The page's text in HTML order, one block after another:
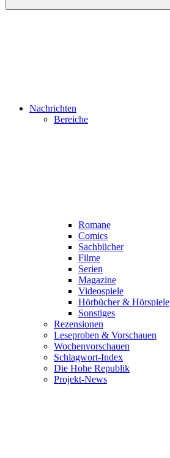
Nachrichten
Bereiche
Romane
Comics
Sachbücher
Filme
Serien
Magazine
Videospiele
Hörbücher & Hörspiele
Sonstiges
Rezensionen
Leseproben & Vorschauen
Wochenvorschauen
Schlagwort-Index
Die Hohe Republik
Projekt-News